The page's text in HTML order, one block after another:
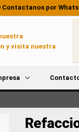
Contactanos por
y visita nuestra